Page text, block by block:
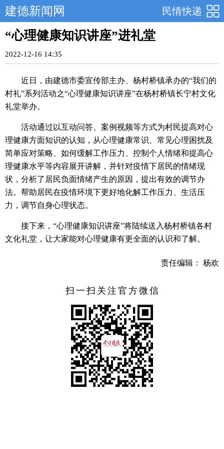
民情快递
建德新闻网
“心理健康知识讲座”进礼堂
2022-12-16 14:35
近日，由建德市委宣传部主办、杨村桥镇承办的“我们的
村礼”系列活动之“心理健康知识讲座”在杨村桥镇长宁村文化
礼堂举办。
活动通过以互动问答、案例视频等方式为村民提高对心
理健康方面知识的认知，从心理健康常识、常见心理困扰及
简单应对策略、如何缓解工作压力、控制个人情绪和提高心
理健康水平等内容展开讲解，并针对疫情下居民的情绪现
状，分析了居民负面情绪产生的原因，提出有效的调节办
法。帮助居民在疫情环境下更好地化解工作压力、生活压
力，调节自身心理状态。
接下来，“心理健康知识讲座”将陆续送入杨村桥镇各村
文化礼堂，让大家能对心理健康有更全面的认识和了解。
责任编辑： 杨欢
扫一扫关注官方微信